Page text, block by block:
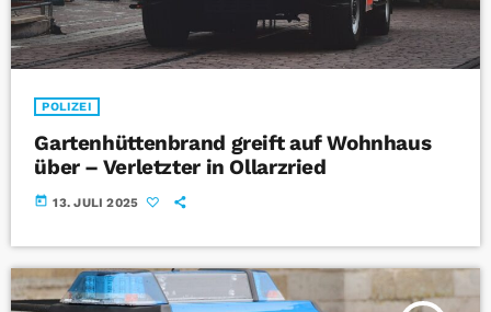
POLIZEI
Gartenhüttenbrand greift auf Wohnhaus
über – Verletzter in Ollarzried
today 13. JULI 2025